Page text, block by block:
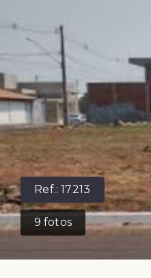
Ref.:17213
9 fotos